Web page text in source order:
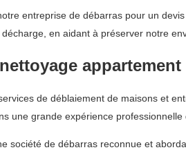
entreprise de débarras pour un
en aidant à préserver notre
appartement
de déblaiement de maisons et
une grande expérience
société de débarras reconnue et